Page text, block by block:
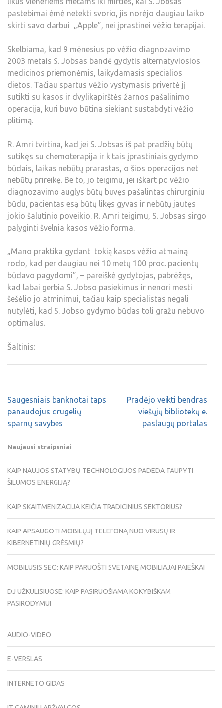
pastebimai ėmė netekti svorio, jis norėjo daugiau laiko
skirti savo darbui „Apple”, nei įprastinei vėžio terapijai.
Skelbiama, kad 9 mėnesius po vėžio diagnozavimo
2003 metais S. Jobsas bandė gydytis alternatyviosios
medicinos priemonėmis, laikydamasis specialios
dietos. Tačiau spartus vėžio vystymasis privertė jį
sutikti su kasos ir dvylikapirštės žarnos pašalinimo
operacija, kuri buvo būtina siekiant sustabdyti vėžio
plitimą.
R. Amri tvirtina, kad jei S. Jobsas iš pat pradžių būtų
sutikęs su chemoterapija ir kitais įprastiniais gydymo
būdais, laikas nebūtų prarastas, o šios operacijos net
nebūtų prireikę. Be to, jo teigimu, jei iškart po vėžio
diagnozavimo auglys būtų buvęs pašalintas chirurginiu
būdu, pacientas esą būtų likęs gyvas ir nebūtų jautęs
jokio šalutinio poveikio. R. Amri teigimu, S. Jobsas sirgo
palyginti švelnia kasos vėžio forma.
„Mano praktika gydant tokią kasos vėžio atmainą
rodo, kad per daugiau nei 10 metų 100 proc. pacientų
būdavo pagydomi”, – pareiškė gydytojas, pabrėžęs,
kad labai gerbia S. Jobso pasiekimus ir nenori mesti
šešėlio jo atminimui, tačiau kaip specialistas negali
nutylėti, kad S. Jobso gydymo būdas toli gražu nebuvo
optimalus.
Šaltinis:
Saugesniais banknotai taps
panaudojus drugelių
sparnų savybes
Pradėjo veikti bendras
viešųjų bibliotekų e.
paslaugų portalas
Naujausi straipsniai
KAIP NAUJOS STATYBŲ TECHNOLOGIJOS PADEDA TAUPYTI
ŠILUMOS ENERGIJĄ?
KAIP SKAITMENIZACIJA KEIČIA TRADICINIUS SEKTORIUS?
KAIP APSAUGOTI MOBILŲJĮ TELEFONĄ NUO VIRUSŲ IR
KIBERNETINIŲ GRĖSMIŲ?
MOBILUSIS SEO: KAIP PARUOŠTI SVETAINĘ MOBILIAJAI PAIEŠKAI
DJ UŽKULISIUOSE: KAIP PASIRUOŠIAMA KOKYBIŠKAM
PASIRODYMUI
AUDIO-VIDEO
E-VERSLAS
INTERNETO GIDAS